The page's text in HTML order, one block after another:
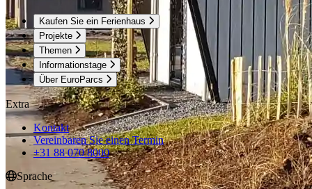
Kaufen Sie ein Ferienhaus
Projekte
Themen
Informationstage
Über EuroParcs
Extra
Kontakt
Vereinbaren Sie einen Termin
+31 88 070 8000
Sprache